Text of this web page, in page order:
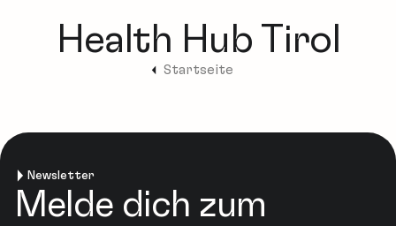
Health Hub Tirol
Startseite
Newsletter
Melde dich zum